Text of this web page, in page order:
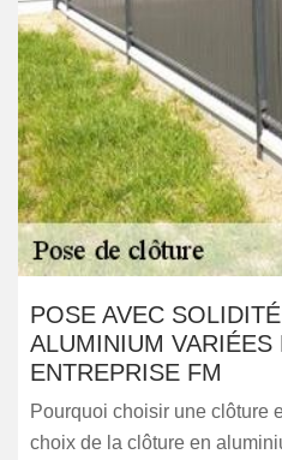
POSE AVEC
ALUMINIUM VARIÉES
ENTREPRISE FM
Pourquoi choisir une clôture
choix de la clôture en